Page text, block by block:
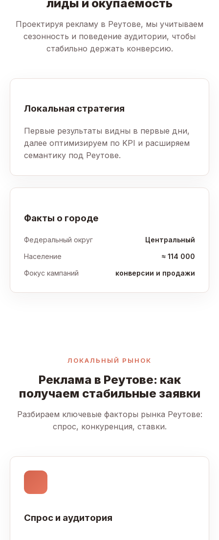
лиды и окупаемость
Проектируя рекламу в Реутове, мы учитываем
сезонность и поведение аудитории, чтобы
стабильно держать конверсию.
Локальная стратегия
Первые результаты видны в первые дни,
далее оптимизируем по KPI и расширяем
семантику под Реутове.
Факты о городе
Федеральный округ
Центральный
Население
≈ 114 000
Фокус кампаний
конверсии и продажи
ЛОКАЛЬНЫЙ РЫНОК
Реклама в Реутове: как
получаем стабильные заявки
Разбираем ключевые факторы рынка Реутове:
спрос, конкуренция, ставки.
Спрос и аудитория